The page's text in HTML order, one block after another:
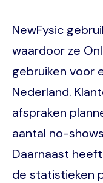
NewFysic
waardoor ze
gebruiken voor
Nederland.
afspraken
aantal no-
Daarnaast
de statistieken